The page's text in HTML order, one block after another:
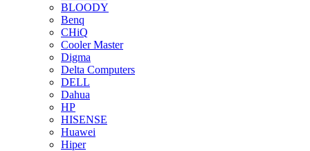
BLOODY
Benq
CHiQ
Cooler Master
Digma
Delta Computers
DELL
Dahua
HP
HISENSE
Huawei
Hiper